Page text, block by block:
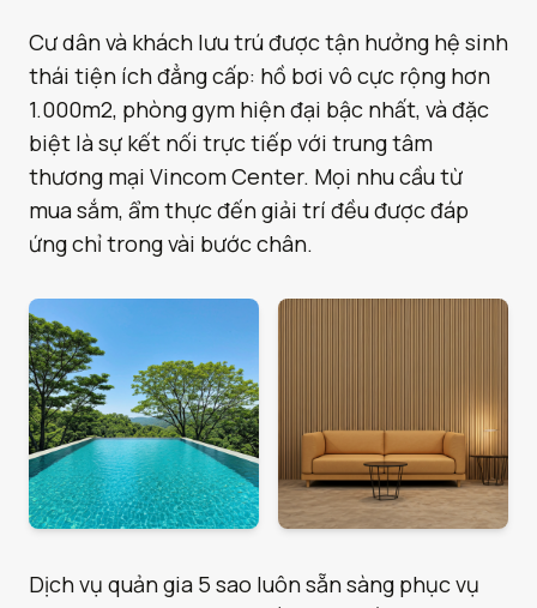
Cư dân và khách lưu trú được tận hưởng hệ sinh
thái tiện ích đẳng cấp: hồ bơi vô cực rộng hơn
1.000m2, phòng gym hiện đại bậc nhất, và đặc
biệt là sự kết nối trực tiếp với trung tâm
thương mại Vincom Center. Mọi nhu cầu từ
mua sắm, ẩm thực đến giải trí đều được đáp
ứng chỉ trong vài bước chân.
Dịch vụ quản gia 5 sao luôn sẵn sàng phục vụ